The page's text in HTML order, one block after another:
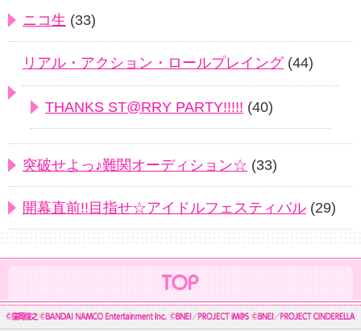
ニコ生 (33)
リアル・アクション・ロールプレイング(44)
THANKS ST@RRY PARTY!!!!! (40)
突破せよっ♪難関オーディション☆ (33)
開幕直前!!目指せ☆アイドルフェスティバル (29)